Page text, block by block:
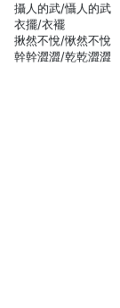
攝人的武/懾人的武
衣擺/衣襬
揪然不悅/愀然不悅
幹幹澀澀/乾乾澀澀